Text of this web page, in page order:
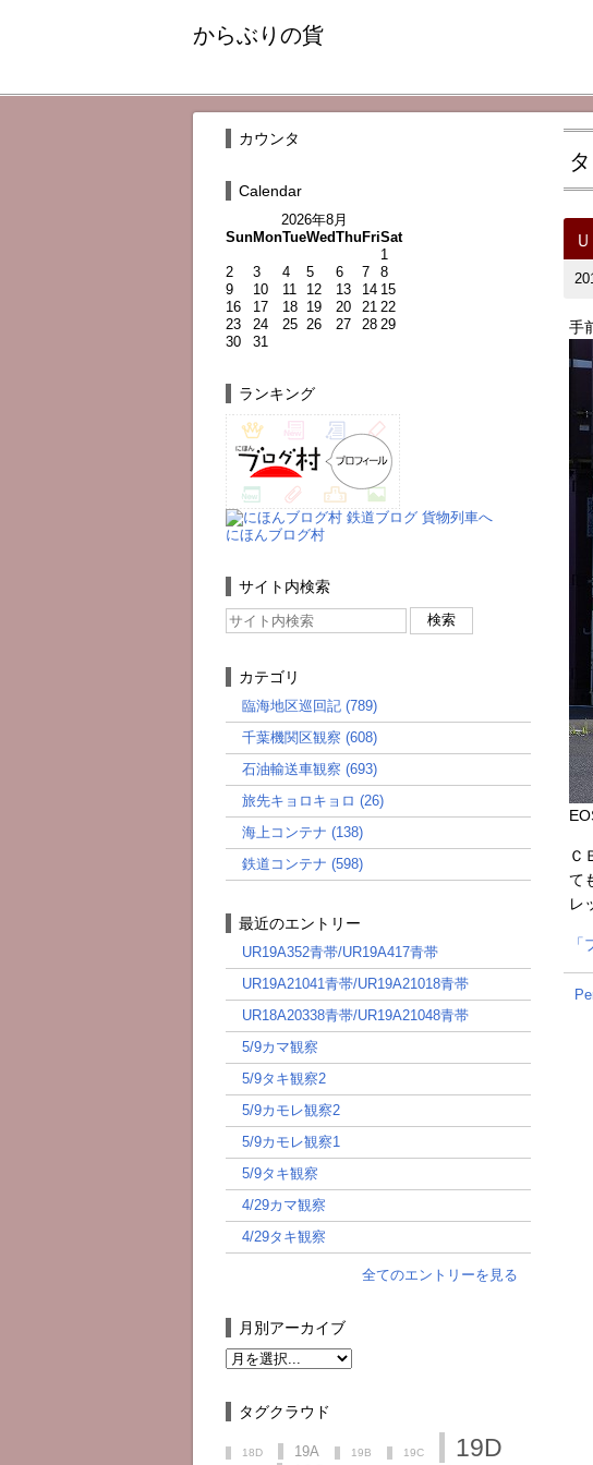
からぶりの貨
手
Ｃ
て
レ
カウンタ
Calendar
2026年8月
SunMonTueWedThu FriSat
1
2
3 4 5 6 7
8
9
10 11 12 13 14 15
16
17 18 19 20 21 22
23
24 25 26 27 28 29
30
31
ランキング
にほんブログ村
サイト内検索
カテゴリ
臨海地区巡回記 (789)
千葉機関区観察 (608)
石油輸送車観察 (693)
旅先キョロキョロ (26)
海上コンテナ (138)
鉄道コンテナ (598)
最近のエントリー
UR19A352青帯/UR19A417青帯
UR19A21041青帯/UR19A21018青帯
UR18A20338青帯/UR19A21048青帯
5/9カマ観察
5/9タキ観察2
5/9カモレ観察2
5/9カモレ観察1
5/9タキ観察
4/29カマ観察
4/29タキ観察
全てのエントリーを見る
月別アーカイブ
タグクラウド
18D 19A 19B 19C 19D